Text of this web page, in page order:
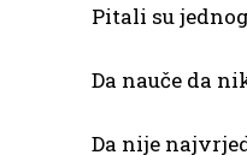
Pitali su
Da nauče da
Da nije